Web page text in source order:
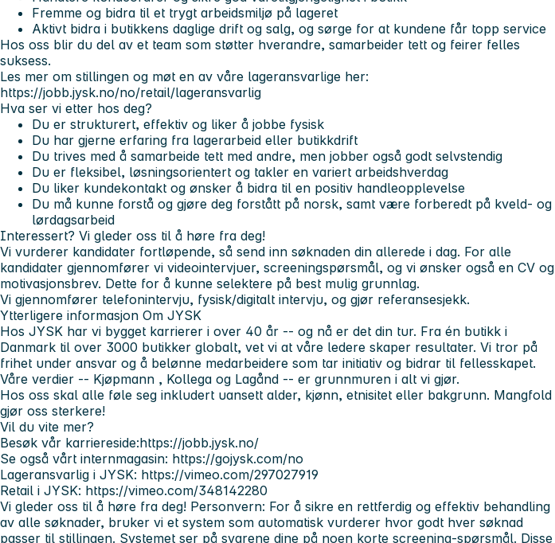
Fremme og bidra til et trygt arbeidsmiljø på lageret
Aktivt bidra i butikkens daglige drift og salg, og sørge for at kundene får topp service
Hos oss blir du del av et team som støtter hverandre, samarbeider tett og feirer felles
suksess.
Les mer om stillingen og møt en av våre lageransvarlige her:
https://jobb.jysk.no/no/retail/lageransvarlig
Hva ser vi etter hos deg?
Du er strukturert, effektiv og liker å jobbe fysisk
Du har gjerne erfaring fra lagerarbeid eller butikkdrift
Du trives med å samarbeide tett med andre, men jobber også godt selvstendig
Du er fleksibel, løsningsorientert og takler en variert arbeidshverdag
Du liker kundekontakt og ønsker å bidra til en positiv handleopplevelse
Du må kunne forstå og gjøre deg forstått på norsk, samt være forberedt på kveld- og
lørdagsarbeid
Interessert? Vi gleder oss til å høre fra deg!
Vi vurderer kandidater fortløpende, så send inn søknaden din allerede i dag. For alle
kandidater gjennomfører vi videointervjuer, screeningspørsmål, og vi ønsker også en CV og
motivasjonsbrev. Dette for å kunne selektere på best mulig grunnlag.
Vi gjennomfører telefonintervju, fysisk/digitalt intervju, og gjør referansesjekk.
Ytterligere informasjon Om JYSK
Hos JYSK har vi bygget karrierer i over 40 år -- og nå er det din tur. Fra én butikk i
Danmark til over 3000 butikker globalt, vet vi at våre ledere skaper resultater. Vi tror på
frihet under ansvar og å belønne medarbeidere som tar initiativ og bidrar til fellesskapet.
Våre verdier -- Kjøpmann , Kollega og Lagånd -- er grunnmuren i alt vi gjør.
Hos oss skal alle føle seg inkludert uansett alder, kjønn, etnisitet eller bakgrunn. Mangfold
gjør oss sterkere!
Vil du vite mer?
Besøk vår karriereside:https://jobb.jysk.no/
Se også vårt internmagasin: https://gojysk.com/no
Lageransvarlig i JYSK: https://vimeo.com/297027919
Retail i JYSK: https://vimeo.com/348142280
Vi gleder oss til å høre fra deg! Personvern: For å sikre en rettferdig og effektiv behandling
av alle søknader, bruker vi et system som automatisk vurderer hvor godt hver søknad
passer til stillingen. Systemet ser på svarene dine på noen korte screening-spørsmål. Disse